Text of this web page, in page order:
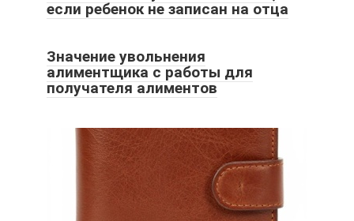
если ребенок не записан на отца
Значение увольнения
алиментщика с работы для
получателя алиментов